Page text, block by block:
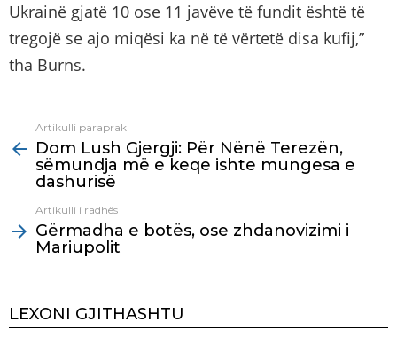
Ukrainë gjatë 10 ose 11 javëve të fundit është të
tregojë se ajo miqësi ka në të vërtetë disa kufij,”
tha Burns.
more
Artikulli paraprak
Dom Lush Gjergji: Për Nënë Terezën,
sëmundja më e keqe ishte mungesa e
dashurisë
Artikulli i radhës
Gërmadha e botës, ose zhdanovizimi i
Mariupolit
LEXONI GJITHASHTU